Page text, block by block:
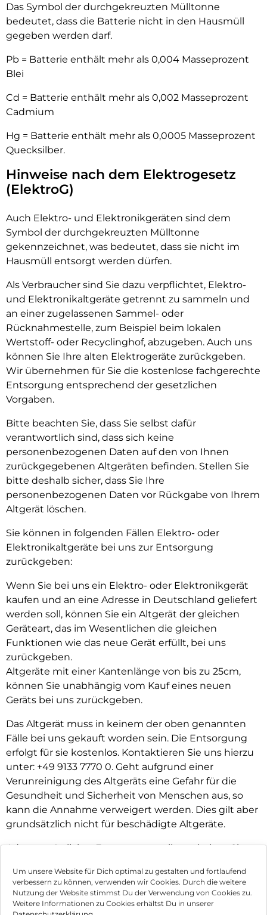
Um unsere Website für Dich optimal zu gestalten und fortlaufend
verbessern zu können, verwenden wir Cookies. Durch die weitere
Nutzung der Website stimmst Du der Verwendung von Cookies zu.
Weitere Informationen zu Cookies erhältst Du in unserer
Das Symbol der durchgekreuzten Mülltonne
bedeutet, dass die Batterie nicht in den Hausmüll
gegeben werden darf.
Pb = Batterie enthält mehr als 0,004 Masseprozent
Blei
Cd = Batterie enthält mehr als 0,002 Masseprozent
Cadmium
Hg = Batterie enthält mehr als 0,0005 Masseprozent
Quecksilber.
Hinweise nach dem Elektrogesetz
(ElektroG)
Auch Elektro- und Elektronikgeräten sind dem
Symbol der durchgekreuzten Mülltonne
gekennzeichnet, was bedeutet, dass sie nicht im
Hausmüll entsorgt werden dürfen.
Als Verbraucher sind Sie dazu verpflichtet, Elektro-
und Elektronikaltgeräte getrennt zu sammeln und
an einer zugelassenen Sammel- oder
Rücknahmestelle, zum Beispiel beim lokalen
Wertstoff- oder Recyclinghof, abzugeben. Auch uns
können Sie Ihre alten Elektrogeräte zurückgeben.
Wir übernehmen für Sie die kostenlose fachgerechte
Entsorgung entsprechend der gesetzlichen
Vorgaben.
Bitte beachten Sie, dass Sie selbst dafür
verantwortlich sind, dass sich keine
personenbezogenen Daten auf den von Ihnen
zurückgegebenen Altgeräten befinden. Stellen Sie
bitte deshalb sicher, dass Sie Ihre
personenbezogenen Daten vor Rückgabe von Ihrem
Altgerät löschen.
Sie können in folgenden Fällen Elektro- oder
Elektronikaltgeräte bei uns zur Entsorgung
zurückgeben:
Wenn Sie bei uns ein Elektro- oder Elektronikgerät
kaufen und an eine Adresse in Deutschland geliefert
werden soll, können Sie ein Altgerät der gleichen
Geräteart, das im Wesentlichen die gleichen
Funktionen wie das neue Gerät erfüllt, bei uns
zurückgeben.
Altgeräte mit einer Kantenlänge von bis zu 25cm,
können Sie unabhängig vom Kauf eines neuen
Geräts bei uns zurückgeben.
Das Altgerät muss in keinem der oben genannten
Fälle bei uns gekauft worden sein. Die Entsorgung
erfolgt für sie kostenlos. Kontaktieren Sie uns hierzu
unter: +49 9133 7770 0. Geht aufgrund einer
Verunreinigung des Altgeräts eine Gefahr für die
Gesundheit und Sicherheit von Menschen aus, so
kann die Annahme verweigert werden. Dies gilt aber
grundsätzlich nicht für beschädigte Altgeräte.
Adressen örtlicher Entsorgungstellen erhalten Sie
Impressum